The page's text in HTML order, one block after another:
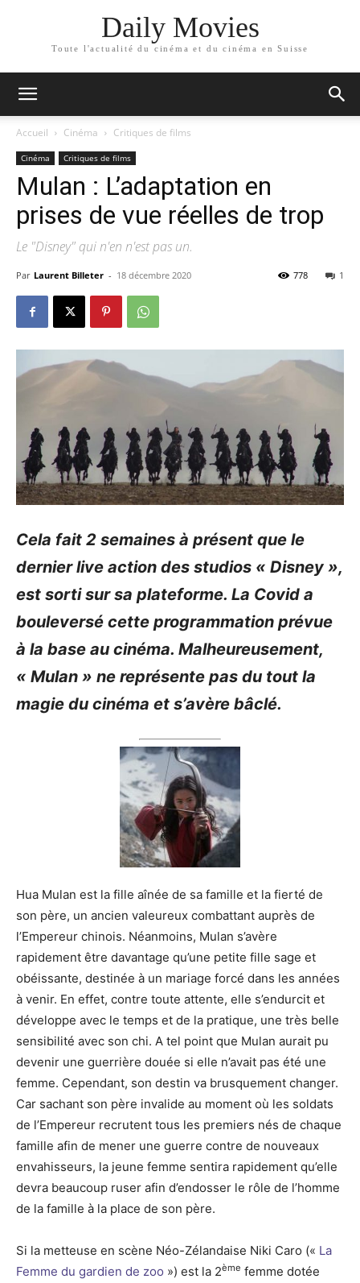
Daily Movies
Toute l'actualité du cinéma et du cinéma en Suisse
Accueil Cinéma Critiques de films
Cinéma Critiques de films
Mulan : L’adaptation en
prises de vue réelles de trop
Le "Disney" qui n'en n'est pas un.
Par Laurent Billeter - 18 décembre 2020 1
778
Cela fait 2 semaines à présent que le
dernier live action des studios « Disney »,
est sorti sur sa plateforme. La Covid a
bouleversé cette programmation prévue
à la base au cinéma. Malheureusement,
« Mulan » ne représente pas du tout la
magie du cinéma et s’avère bâclé.
Hua Mulan est la fille aînée de sa famille et la fierté de
son père, un ancien valeureux combattant auprès de
l’Empereur chinois. Néanmoins, Mulan s’avère
rapidement être davantage qu’une petite fille sage et
obéissante, destinée à un mariage forcé dans les années
à venir. En effet, contre toute attente, elle s’endurcit et
développe avec le temps et de la pratique, une très belle
sensibilité avec son chi. A tel point que Mulan aurait pu
devenir une guerrière douée si elle n’avait pas été une
femme. Cependant, son destin va brusquement changer.
Car sachant son père invalide au moment où les soldats
de l’Empereur recrutent tous les premiers nés de chaque
famille afin de mener une guerre contre de nouveaux
envahisseurs, la jeune femme sentira rapidement qu’elle
devra beaucoup ruser afin d’endosser le rôle de l’homme
de la famille à la place de son père.
Si la metteuse en scène Néo-Zélandaise Niki Caro (« La
Femme du gardien de zoo ») est la 2ème femme dotée